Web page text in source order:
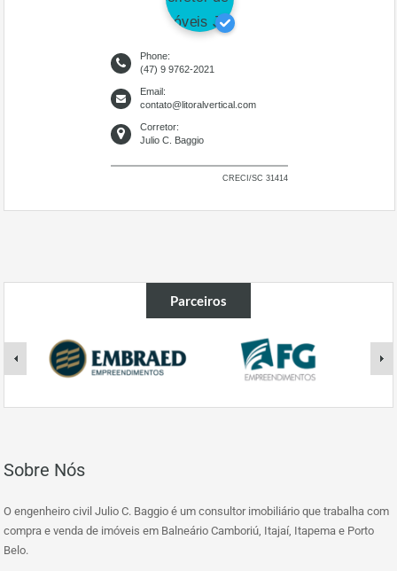
Phone:
(47) 9 9762-2021
Email:
contato@litoralvertical.com
Corretor:
Julio C. Baggio
CRECI/SC 31414
Parceiros
Sobre Nós
O engenheiro civil Julio C. Baggio é um consultor imobiliário que trabalha com
compra e venda de imóveis em Balneário Camboriú, Itajaí, Itapema e Porto
Belo.